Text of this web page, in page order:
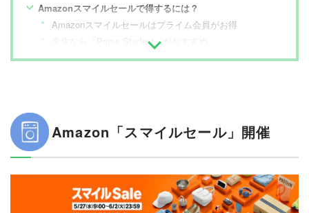
Amazonスマイルセールで得するには？
Amazonスマイルセールはプライム会員がお得
学生なら「Prime Student」がおすすめ
Amazon「スマイルセール」開催